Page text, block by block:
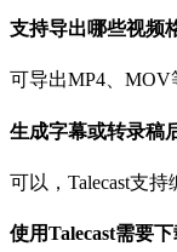
支持导出哪些视频
可导出MP4、MOV
生成字幕或转录稿
可以，Talecast支
使用Talecast需要